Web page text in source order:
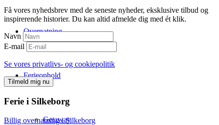
Overnatning
Ferieophold
Getaway
Få vores nyhedsbrev med de seneste nyheder, eksklusive tilbud og
inspirerende historier. Du kan altid afmelde dig med ét klik.
Navn
E-mail
Se vores privatlivs- og cookiepolitik
Tilmeld mig nu
Ferie i Silkeborg
Billig overnatning i Silkeborg